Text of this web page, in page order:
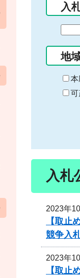
入
の
始
ま
り
地
本
可
入札
2023年
【取止
競争入
2023年
【取止